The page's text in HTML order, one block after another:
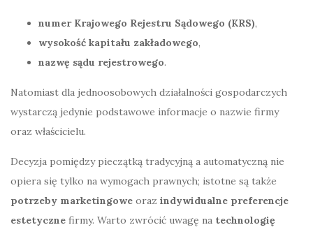
numer Krajowego Rejestru Sądowego (KRS),
wysokość kapitału zakładowego,
nazwę sądu rejestrowego.
Natomiast dla jednoosobowych działalności gospodarczych
wystarczą jedynie podstawowe informacje o nazwie firmy
oraz właścicielu.
Decyzja pomiędzy pieczątką tradycyjną a automatyczną nie
opiera się tylko na wymogach prawnych; istotne są także
potrzeby marketingowe oraz indywidualne preferencje
estetyczne firmy. Warto zwrócić uwagę na technologię